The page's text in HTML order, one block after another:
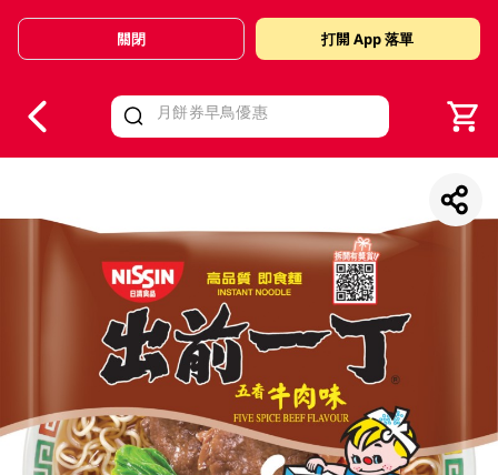
Valid Until 30 June 2026
關閉 打開 App 落單